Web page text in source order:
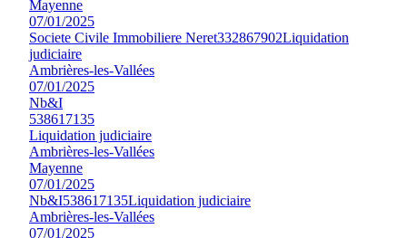
Mayenne
07/01/2025
Societe Civile Immobiliere Neret332867902Liquidation
judiciaire
Ambrières-les-Vallées
07/01/2025
Nb&I
538617135
Liquidation judiciaire
Ambrières-les-Vallées
Mayenne
07/01/2025
Nb&I538617135Liquidation judiciaire
Ambrières-les-Vallées
07/01/2025